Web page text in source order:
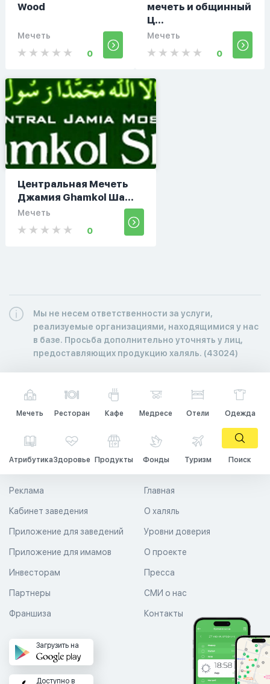
Wood
Мечеть
0
мечеть и общинный
Ц...
Мечеть
0
Центральная Мечеть
Джамия Ghamkol Ша...
Мечеть
0
Мы не несем ответственности за услуги,
реализуемые организациями, находящимися у нас
в базе. Просьба дополнительно уточнять у лиц,
предоставляющих продукцию халяль. (43024)
Мечеть Ресторан Кафе Медресе Отели Одежда
АтрибутикаЗдоровье Продукты Фонды Туризм Поиск
Главная
О халяль
Уровни доверия
Реклама
Кабинет заведения
Приложение для заведений
Приложение для имамов О проекте
Пресса
СМИ о нас
Контакты
Инвесторам
Партнеры
Франшиза
Загрузить на
Доступно в